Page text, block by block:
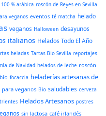
100 % arábica roscón de Reyes en Sevilla
veganos eventos té matcha helado
veganos Halloween desayunos
italianos Helados Todo El Año
heladas Tartas Bio Sevilla reportajes
de Navidad helados de leche roscón
focaccia heladerías artesanas de
para veganos Bio saludables cerveza
Helados Artesanos postres
sin lactosa café irlandés